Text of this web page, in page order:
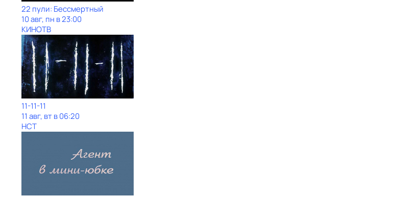
22 пули: Бессмертный
10 авг, пн в 23:00
КИНОТВ
11-11-11
11 авг, вт в 06:20
НСТ